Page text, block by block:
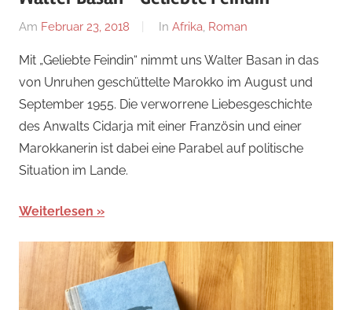
Am Februar 23, 2018
Von
In Afrika, Roman
Mit „Geliebte Feindin“ nimmt uns Walter Basan in das
von Unruhen geschüttelte Marokko im August und
September 1955. Die verworrene Liebesgeschichte
des Anwalts Cidarja mit einer Französin und einer
Marokkanerin ist dabei eine Parabel auf politische
Situation im Lande.
Weiterlesen